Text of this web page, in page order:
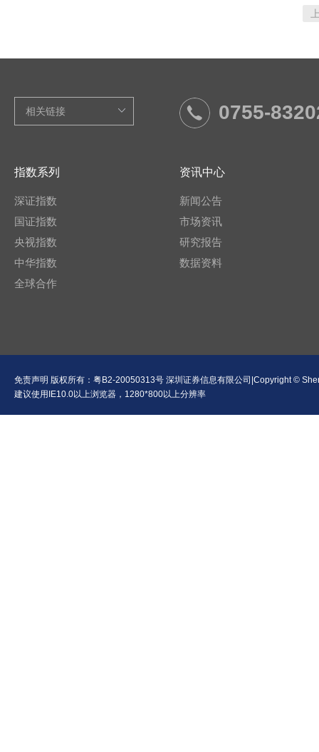
0755-
指数系列
深证指数
国证指数
央视指数
中华指数
全球合作
资讯中心
新闻公告
市场资讯
研究报告
数据资料
免责声明 版权所有： 粤B2-20050313号 深圳证券信息有限公司|Copyright ©
建议使用IE10.0以上浏览器，1280*800以上分辨率